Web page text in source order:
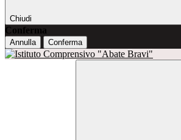
Chiudi
Conferma
Annulla Conferma